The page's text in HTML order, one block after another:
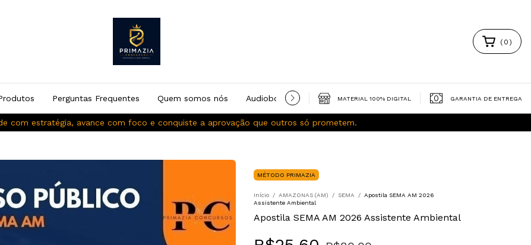
com estratégia, avance com foco e conquiste a aprovação que outros só prometem.
( 0 )
Perguntas Frequentes Quem somos nós Audiobooks gratuitos Política de Privacidade Trocas e
MATERIAL 100% DIGITAL GARANTIA DE ENTREGA
MÉTODO PRIMAZIA
Início / AMAZONAS (AM) / SEMA / Apostila SEMA AM 2026
Assistente Ambiental
Apostila SEMA AM 2026 Assistente Ambiental